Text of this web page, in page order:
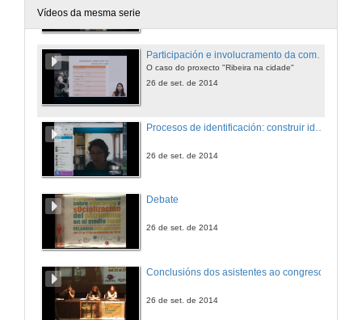
Vídeos da mesma serie
Participación e involucramento da comunidade na recuperación e recalificación de espazos verdes no contexto urbano
O caso do proxecto "Ribeira na cidade"
26 de set. de 2014
26 de set. de 2014
Debate
26 de set. de 2014
Conclusións dos asistentes ao congreso
26 de set. de 2014